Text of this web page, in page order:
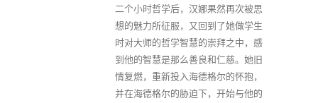
二个小时哲学后，汉娜果然再次被思
想的魅力所征服，又回到了她做学生
时对大师的哲学智慧的崇拜之中，感
到他的智慧是那么善良和仁慈。她旧
情复燃，重新投入海德格尔的怀抱，
并在海德格尔的胁迫下，开始与他的